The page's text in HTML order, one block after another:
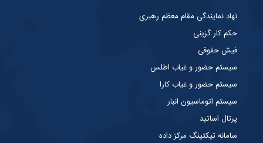
نهاد نمایندگی مقام معظم رهبری
حکم کار گزینی
فیش حقوقی
سیستم حضور و غیاب اطلس
سیستم حضور و غیاب کارا
سیستم اتوماسیون انبار
پرتال اساتید
سامانه تیکتینگ مرکز داده